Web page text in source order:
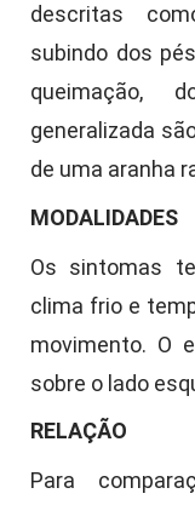
descritas
subindo dos
queimação,
generalizada
de uma aranha
MODALIDADES
Os sintomas
clima frio e
movimento. O
sobre o lado
RELAÇÃO
Para